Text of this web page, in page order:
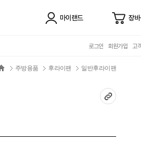
마이랜드 장
로그인 회원가입 고
주방용품 후라이팬 일반후라이팬